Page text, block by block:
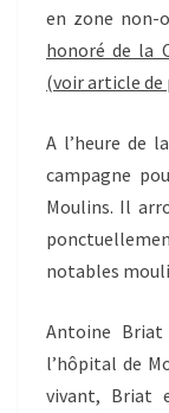
en zone non-
honoré de la
(voir article de
A l’heure de
campagne
Moulins. Il
notables
Antoine
l’hôpital de
vivant, Briat